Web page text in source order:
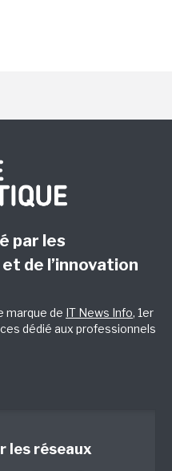
par les
de l’innovation
marque de IT News Info, 1er
dédié aux professionnels
les réseaux